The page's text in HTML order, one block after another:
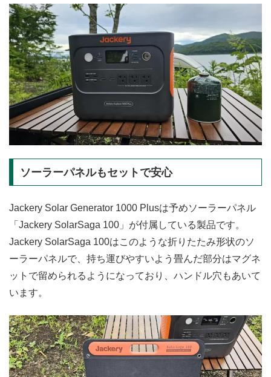
ソーラーパネルもセットで安心
Jackery Solar Generator 1000 Plusは予めソーラーパネル
「Jackery SolarSaga 100」が付属している製品です。
Jackery SolarSaga 100はこのような折りたたみ形状のソ
ーラーパネルで、持ち運びやすいよう畳んだ部分はマグネ
ットで留められるようになっており、ハンドル穴もあいて
います。